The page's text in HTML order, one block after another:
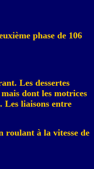
phase de 106
. Les dessertes
dont les motrices
Les liaisons entre
roulant à la vitesse de